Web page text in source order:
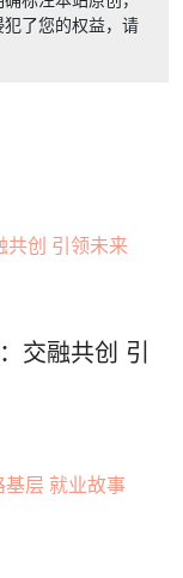
了您的权益，请
交融共创 引